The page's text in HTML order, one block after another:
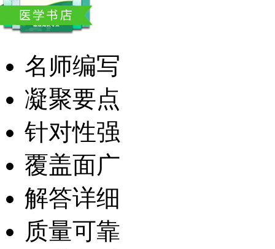
名师编写
凝聚要点
针对性强
覆盖面广
解答详细
质量可靠